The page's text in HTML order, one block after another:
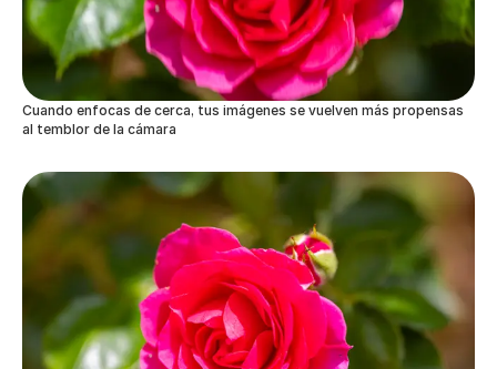
Cuando enfocas de cerca, tus imágenes se vuelven más propensas
al temblor de la cámara